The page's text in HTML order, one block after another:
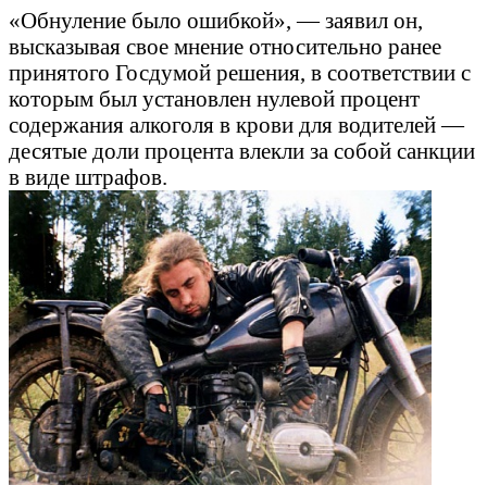
«Обнуление было ошибкой», — заявил он,
высказывая свое мнение относительно ранее
принятого Госдумой решения, в соответствии с
которым был установлен нулевой процент
содержания алкоголя в крови для водителей —
десятые доли процента влекли за собой санкции
в виде штрафов.